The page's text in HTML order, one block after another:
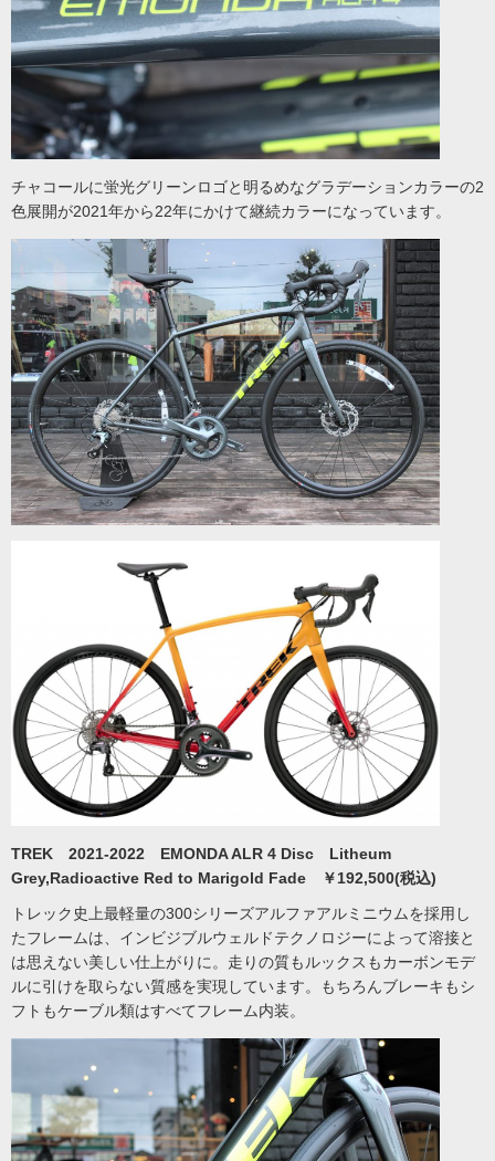
チャコールに蛍光グリーンロゴと明るめなグラデーションカラーの2
色展開が2021年から22年にかけて継続カラーになっています。
TREK 2021-2022 EMONDA ALR 4 Disc Litheum
Grey,Radioactive Red to Marigold Fade ￥192,500(税込)
トレック史上最軽量の300シリーズアルファアルミニウムを採用し
たフレームは、インビジブルウェルドテクノロジーによって溶接と
は思えない美しい仕上がりに。走りの質もルックスもカーボンモデ
ルに引けを取らない質感を実現しています。もちろんブレーキもシ
フトもケーブル類はすべてフレーム内装。